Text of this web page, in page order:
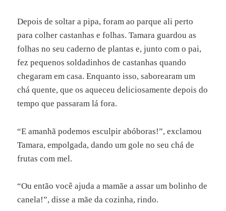
Depois de soltar a pipa, foram ao parque ali perto
para colher castanhas e folhas. Tamara guardou as
folhas no seu caderno de plantas e, junto com o pai,
fez pequenos soldadinhos de castanhas quando
chegaram em casa. Enquanto isso, saborearam um
chá quente, que os aqueceu deliciosamente depois do
tempo que passaram lá fora.
“E amanhã podemos esculpir abóboras!”, exclamou
Tamara, empolgada, dando um gole no seu chá de
frutas com mel.
“Ou então você ajuda a mamãe a assar um bolinho de
canela!”, disse a mãe da cozinha, rindo.